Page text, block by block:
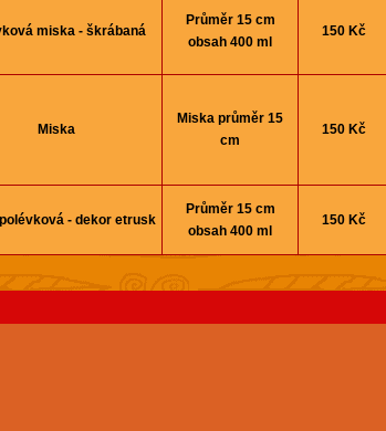
miska - škrábaná
Průměr 15 cm
obsah 400 ml
150 Kč
Miska
Miska průměr 15
cm
150 Kč
- dekor etrusk
Průměr 15 cm
obsah 400 ml
150 Kč